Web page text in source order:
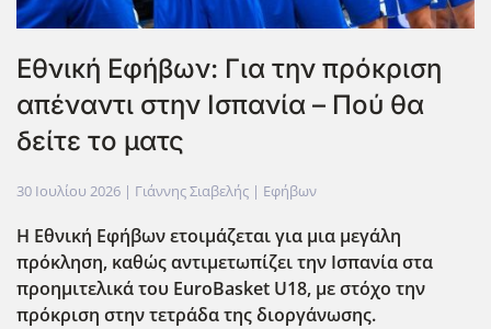
Εθνική Εφήβων: Για την πρόκριση
απέναντι στην Ισπανία – Πού θα
δείτε το ματς
30 Ιουλίου 2026 | Γιάννης Σιαβελής | Εφήβων
Η Εθνική Εφήβων ετοιμάζεται για μια μεγάλη
πρόκληση, καθώς αντιμετωπίζει την Ισπανία στα
προημιτελικά του EuroBasket U18, με στόχο την
πρόκριση στην τετράδα της διοργάνωσης.